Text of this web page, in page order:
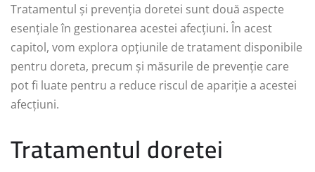
Tratamentul și prevenția doretei sunt două aspecte
esențiale în gestionarea acestei afecțiuni. În acest
capitol, vom explora opțiunile de tratament disponibile
pentru doreta, precum și măsurile de prevenție care
pot fi luate pentru a reduce riscul de apariție a acestei
afecțiuni.
Tratamentul doretei